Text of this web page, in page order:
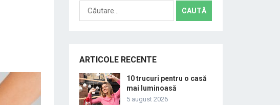
Caută
după:
ARTICOLE RECENTE
10 trucuri pentru o casă
mai luminoasă
5 august 2026